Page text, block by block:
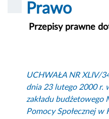
Prawo
Przepisy prawne
UCHWAŁA NR XLIV/
dnia 23 lutego 2000 r.
zakładu budżetowego
Pomocy Społecznej w